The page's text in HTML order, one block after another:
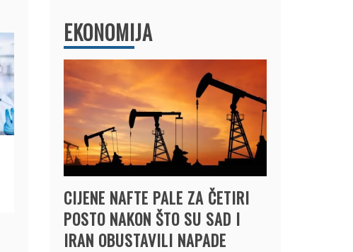
EKONOMIJA
CIJENE NAFTE PALE ZA ČETIRI
POSTO NAKON ŠTO SU SAD I
IRAN OBUSTAVILI NAPADE